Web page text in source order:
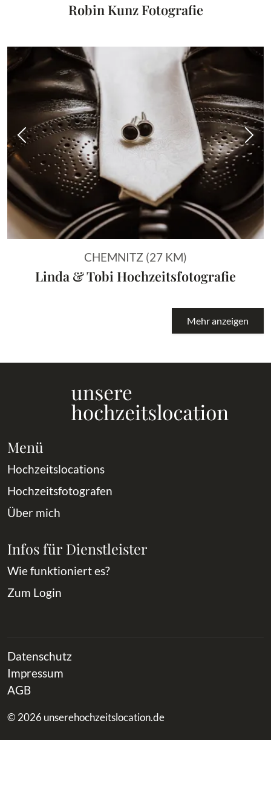
Robin Kunz Fotografie
Vorheriges Bild
CHEMNITZ (27 KM)
Linda & Tobi Hochzeitsfotografie
Mehr anzeigen
Menü
Hochzeitslocations
Hochzeitsfotografen
Über mich
Infos für Dienstleister
Wie funktioniert es?
Zum Login
Datenschutz
Impressum
AGB
© 2026 unserehochzeitslocation.de